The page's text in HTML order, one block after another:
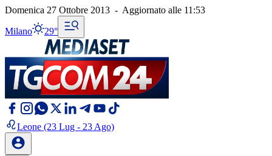
Domenica 27 Ottobre 2013 - Aggiornato alle 11:53
Milano 29°
Leone (23 Lug - 23 Ago)